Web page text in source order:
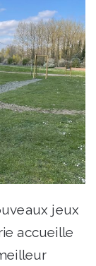
jeux
accueille